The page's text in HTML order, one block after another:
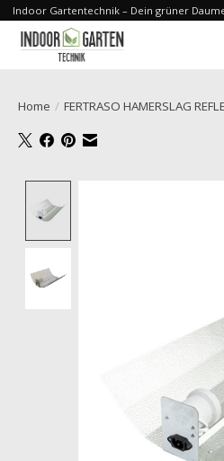
Indoor Gartentechnik – Dein grüner
Home / FERTRASO HAMERSLAG